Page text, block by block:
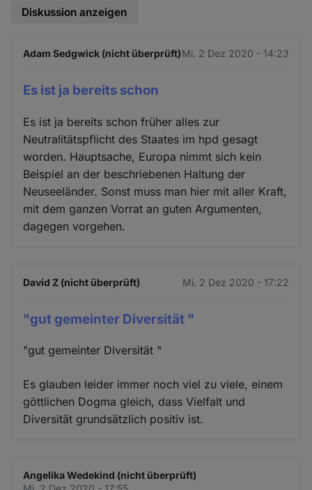
Diskussion anzeigen
Adam Sedgwick (nicht überprüft)Mi. 2 Dez 2020 - 14:23
Es ist ja bereits schon
Es ist ja bereits schon früher alles zur
Neutralitätspflicht des Staates im hpd gesagt
worden. Hauptsache, Europa nimmt sich kein
Beispiel an der beschriebenen Haltung der
Neuseeländer. Sonst muss man hier mit aller Kraft,
mit dem ganzen Vorrat an guten Argumenten,
dagegen vorgehen.
David Z (nicht überprüft) Mi. 2 Dez 2020 - 17:22
"gut gemeinter Diversität "
"gut gemeinter Diversität "
Es glauben leider immer noch viel zu viele, einem
göttlichen Dogma gleich, dass Vielfalt und
Diversität grundsätzlich positiv ist.
Angelika Wedekind (nicht überprüft)